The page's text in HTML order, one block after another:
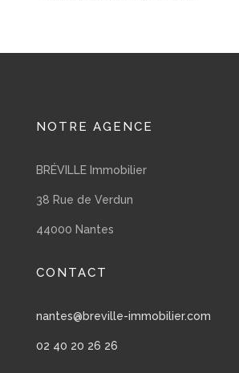
NOTRE AGENCE
BRÉVILLE Immobilier
38 Rue de Verdun
44000 Nantes
CONTACT
nantes@breville-immobilier.com
02 40 20 26 26